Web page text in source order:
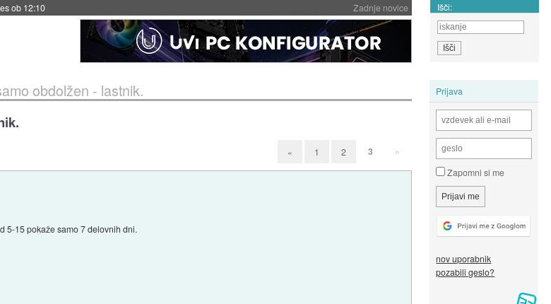
Zadnje novice
ob 11:37 Išči:
Prijava
Zapomni si me
nov uporabnik
pozabili geslo?
obdolžen - lastnik.
« 1 2 3 »
5-15 pokaže samo 7 delovnih dni.